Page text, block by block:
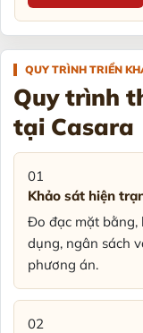
QUY TRÌNH TRIỂN
Quy trình
tại Casara
01
Khảo sát hiện
Đo đạc mặt bằng,
dụng, ngân sách
phương án.
02